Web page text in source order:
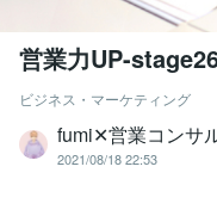
営業力UP-
ビジネス・マーケティング
fumi✕営業コン
2021/08/18 22:53